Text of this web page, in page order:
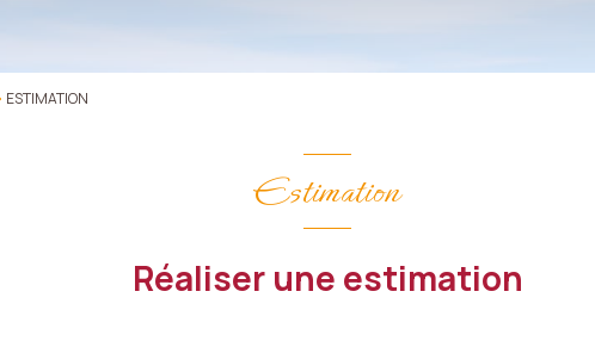
ESTIMATION
Estimation
Réaliser une estimation